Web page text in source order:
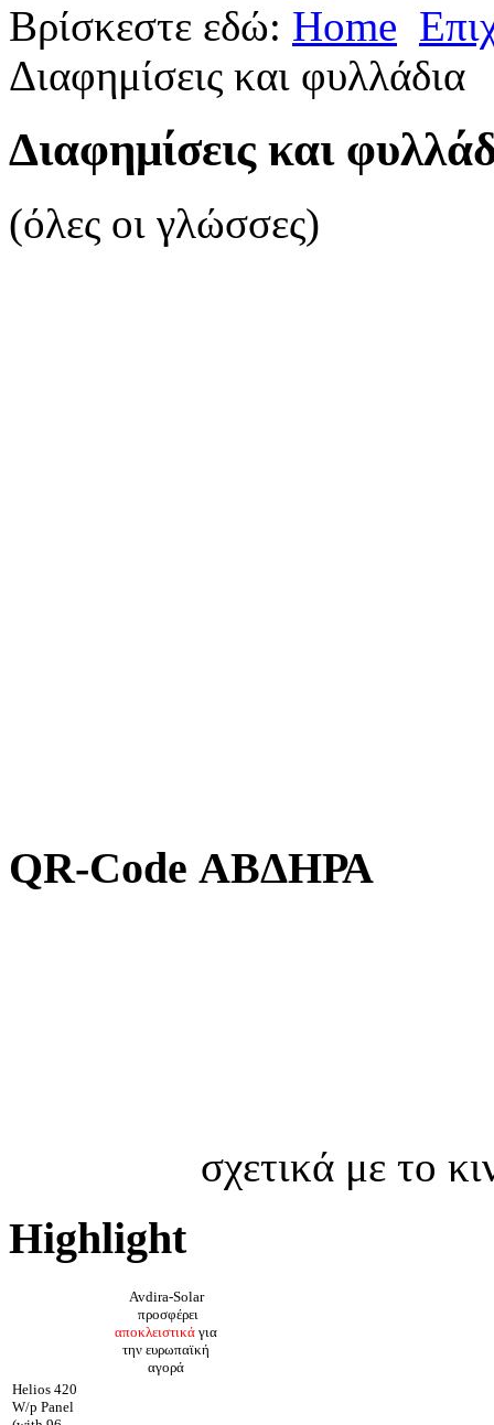
Βρίσκεστε εδώ: Home
Διαφημίσεις και φυλλάδια
Διαφημίσεις και
(όλες οι γλώσσες)
QR-Code ΑΒΔΗΡΑ
σχετικά με το
Highlight
Avdira-Solar
προσφέρει
αποκλειστικά για
την ευρωπαϊκή
αγορά
Helios 420
W/p Panel